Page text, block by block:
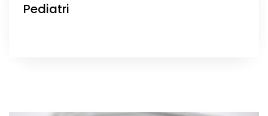
Pediatri